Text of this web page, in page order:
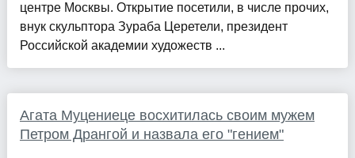
центре Москвы. Открытие посетили, в числе прочих,
внук скульптора Зураба Церетели, президент
Российской академии художеств ...
Агата Муцениеце восхитилась своим мужем
Петром Дрангой и назвала его "гением"